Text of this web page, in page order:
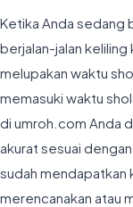
Ketika Anda sedang
berjalan-jalan
melupakan waktu
memasuki waktu
di umroh.com Anda
akurat sesuai
sudah mendapatkan
merencanakan atau